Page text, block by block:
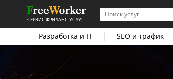
СЕРВИС ФРИЛАНС-УСЛУГ
Разработка и IT SEO и трафик